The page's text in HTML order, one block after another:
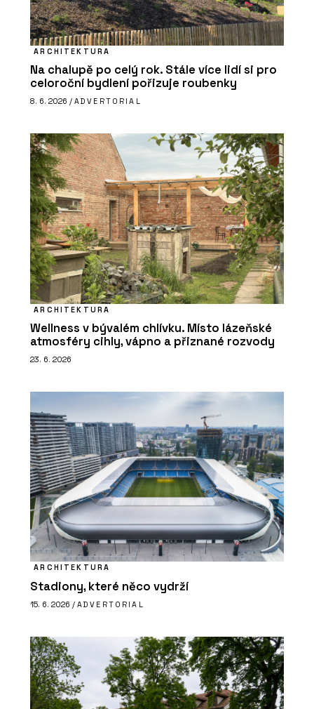
ARCHITEKTURA
Na chalupě po celý rok. Stále více lidí si pro
celoroční bydlení pořizuje roubenky
8. 6. 2026 / ADVERTORIAL
ARCHITEKTURA
Wellness v bývalém chlívku. Místo lázeňské
atmosféry cihly, vápno a přiznané rozvody
23. 6. 2026
ARCHITEKTURA
Stadiony, které něco vydrží
15. 6. 2026 / ADVERTORIAL